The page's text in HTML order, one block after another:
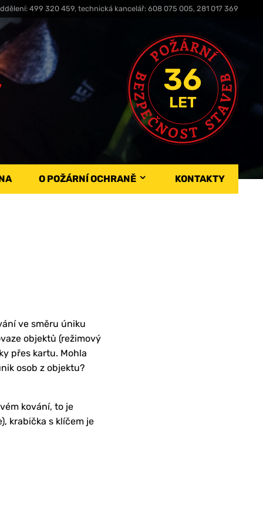
499 320 459, technická kancelář: 608 075 005, 281 017 369
36
LET
O POŽÁRNÍ OCHRANĚ KONTAKTY
ve směru úniku
objektů (režimový
přes kartu. Mohla
osob z objektu?
kování, to je
krabička s klíčem je